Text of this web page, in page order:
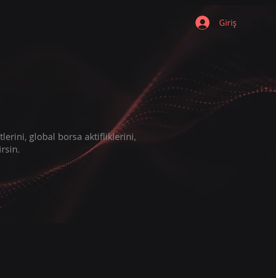
Giriş
global borsa aktifliklerini,